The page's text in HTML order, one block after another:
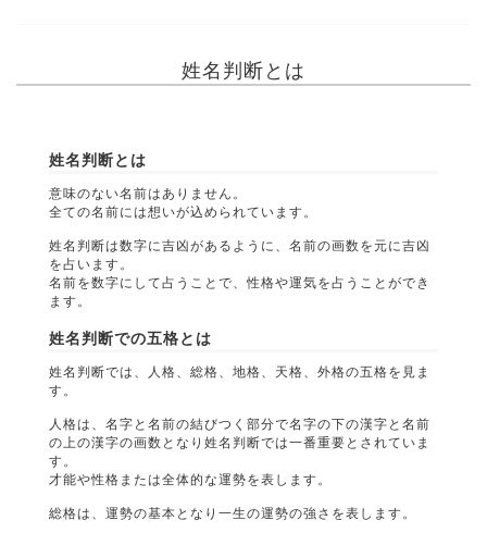
姓名判断とは
姓名判断とは
意味のない名前はありません。
全ての名前には想いが込められています。
姓名判断は数字に吉凶があるように、名前の画数を元に吉凶
を占います。
名前を数字にして占うことで、性格や運気を占うことができ
ます。
姓名判断での五格とは
姓名判断では、人格、総格、地格、天格、外格の五格を見ま
す。
人格は、名字と名前の結びつく部分で名字の下の漢字と名前
の上の漢字の画数となり姓名判断では一番重要とされていま
す。
才能や性格または全体的な運勢を表します。
総格は、運勢の基本となり一生の運勢の強さを表します。